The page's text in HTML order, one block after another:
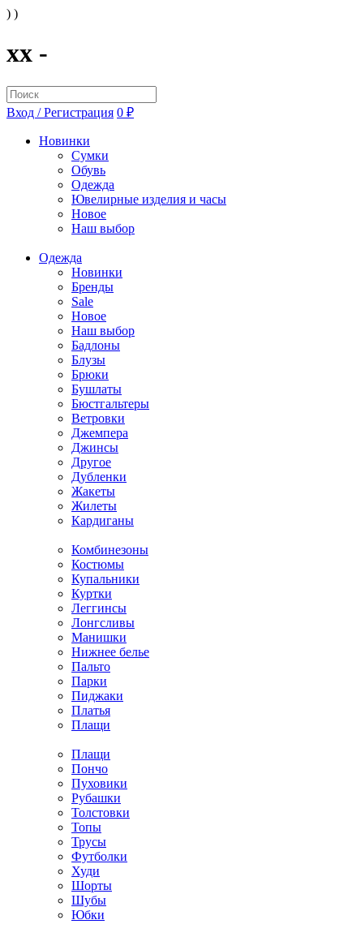
) )
xx -
Вход / Регистрация 0 ₽
Новинки
Сумки
Обувь
Одежда
Ювелирные изделия и часы
Новое
Наш выбор
Одежда
Новинки
Бренды
Sale
Новое
Наш выбор
Бадлоны
Блузы
Брюки
Бушлаты
Бюстгальтеры
Ветровки
Джемпера
Джинсы
Другое
Дубленки
Жакеты
Жилеты
Кардиганы
Комбинезоны
Костюмы
Купальники
Куртки
Леггинсы
Лонгсливы
Манишки
Нижнее белье
Пальто
Парки
Пиджаки
Платья
Плащи
Плащи
Пончо
Пуховики
Рубашки
Толстовки
Топы
Трусы
Футболки
Худи
Шорты
Шубы
Юбки